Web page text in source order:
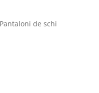
de schi